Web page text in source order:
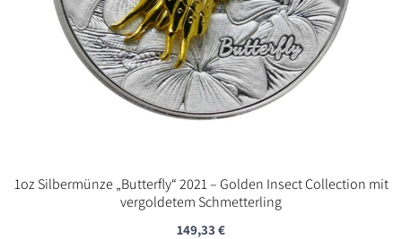
1oz Silbermünze „Butterfly“ 2021 – Golden Insect Collection mit
vergoldetem Schmetterling
149,33 €